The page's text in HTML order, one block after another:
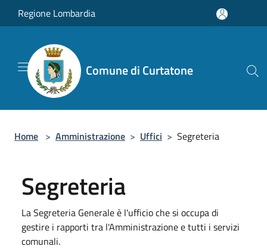
Salta al contenuto principale
Regione Lombardia
Comune di Curtatone
Home > Amministrazione > Uffici > Segreteria
Segreteria
La Segreteria Generale è l'ufficio che si occupa di
gestire i rapporti tra l'Amministrazione e tutti i servizi
comunali.